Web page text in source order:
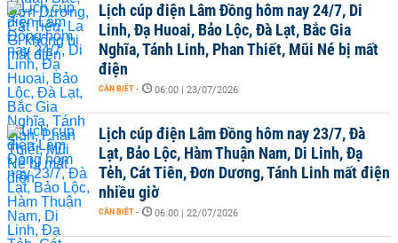
Lịch cúp điện Lâm Đồng hôm nay 24/7, Di
Linh, Đạ Huoai, Bảo Lộc, Đà Lạt, Bắc Gia
Nghĩa, Tánh Linh, Phan Thiết, Mũi Né bị mất
điện
CẦN BIẾT - 06:00 | 23/07/2026
Lịch cúp điện Lâm Đồng hôm nay 23/7, Đà
Lạt, Bảo Lộc, Hàm Thuận Nam, Di Linh, Đạ
Tẻh, Cát Tiên, Đơn Dương, Tánh Linh mất điện
nhiều giờ
CẦN BIẾT - 06:00 | 22/07/2026